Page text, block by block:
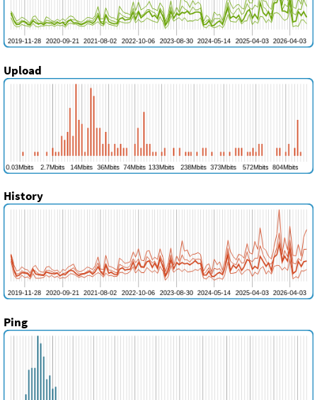
Upload
History
Ping